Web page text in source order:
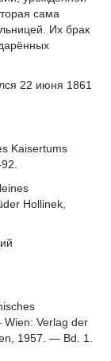
сама
Их брак
22 июня 1861
Kaisertums
Hollinek,
Verlag der
1957. — Bd. 1.